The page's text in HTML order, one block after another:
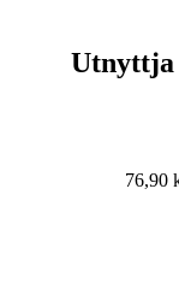
Utnyttja
76,90